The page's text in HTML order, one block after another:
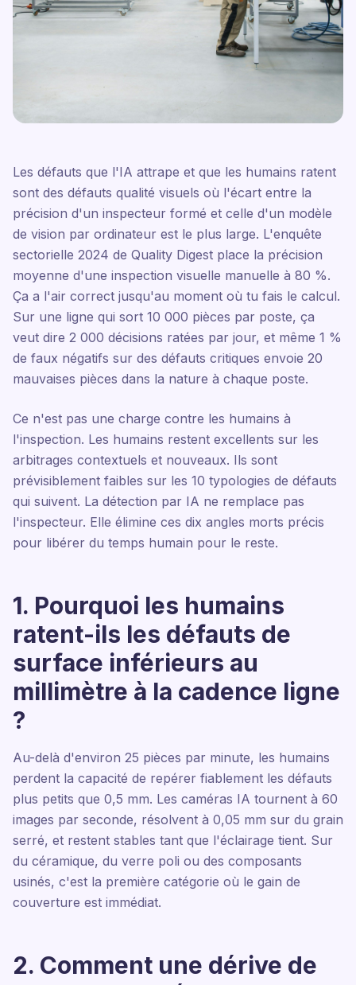
Les défauts que l'IA attrape et que les humains ratent
sont des défauts qualité visuels où l'écart entre la
précision d'un inspecteur formé et celle d'un modèle
de vision par ordinateur est le plus large. L'enquête
sectorielle 2024 de Quality Digest place la précision
moyenne d'une inspection visuelle manuelle à 80 %.
Ça a l'air correct jusqu'au moment où tu fais le calcul.
Sur une ligne qui sort 10 000 pièces par poste, ça
veut dire 2 000 décisions ratées par jour, et même 1 %
de faux négatifs sur des défauts critiques envoie 20
mauvaises pièces dans la nature à chaque poste.
Ce n'est pas une charge contre les humains à
l'inspection. Les humains restent excellents sur les
arbitrages contextuels et nouveaux. Ils sont
prévisiblement faibles sur les 10 typologies de défauts
qui suivent. La détection par IA ne remplace pas
l'inspecteur. Elle élimine ces dix angles morts précis
pour libérer du temps humain pour le reste.
1. Pourquoi les humains
ratent-ils les défauts de
surface inférieurs au
millimètre à la cadence ligne
?
Au-delà d'environ 25 pièces par minute, les humains
perdent la capacité de repérer fiablement les défauts
plus petits que 0,5 mm. Les caméras IA tournent à 60
images par seconde, résolvent à 0,05 mm sur du grain
serré, et restent stables tant que l'éclairage tient. Sur
du céramique, du verre poli ou des composants
usinés, c'est la première catégorie où le gain de
couverture est immédiat.
2. Comment une dérive de